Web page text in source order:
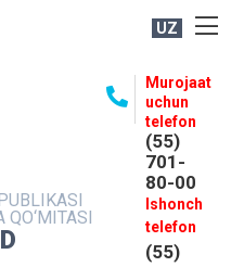
UZ
Murojaat
uchun
telefon
(55)
701-
80-00
Ishonch
telefon
(55)